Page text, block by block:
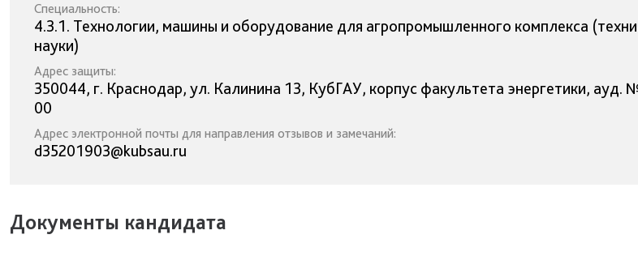
Специальность:
4.3.1. Технологии, машины и оборудование для агропромышленного комплекса
науки)
Адрес защиты:
350044, г. Краснодар, ул. Калинина 13, КубГАУ, корпус факультета энергетики, ауд.
00
Адрес электронной почты для направления отзывов и замечаний:
d35201903@kubsau.ru
Документы кандидата